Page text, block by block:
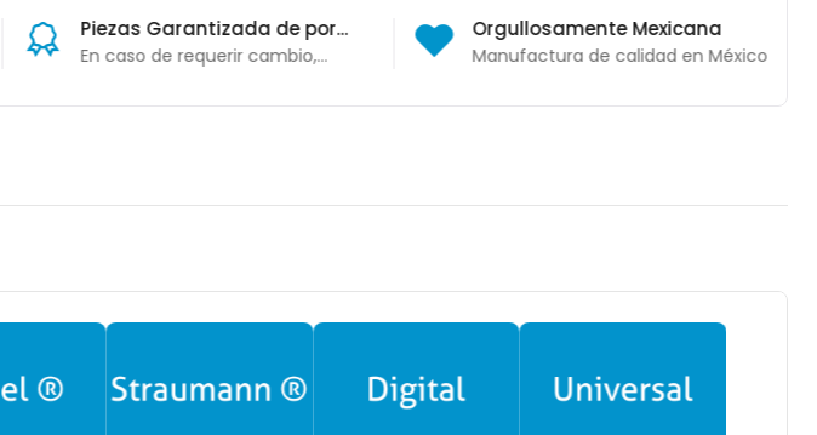
Piezas Garantizada de por
Vida
En caso de requerir cambio,
correspondiente.
Orgullosamente Mexicana
Manufactura de calidad en México